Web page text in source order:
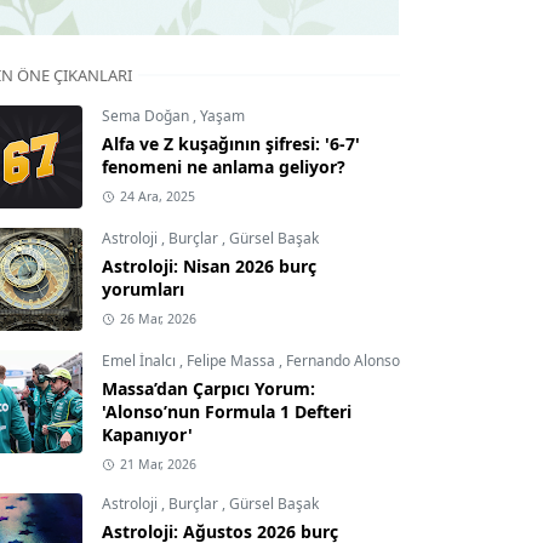
ÖNE ÇIKANLARI
Sema Doğan ,Yaşam
Alfa ve Z kuşağının şifresi: '6-7'
fenomeni ne anlama geliyor?
24 Ara, 2025
Astroloji , Burçlar ,Gürsel Başak
Astroloji: Nisan 2026 burç
yorumları
26 Mar, 2026
Emel İnalcı , Felipe Massa , Fernando Alonso
Massa’dan Çarpıcı Yorum:
'Alonso’nun Formula 1 Defteri
Kapanıyor'
21 Mar, 2026
Astroloji , Burçlar ,Gürsel Başak
Astroloji: Ağustos 2026 burç